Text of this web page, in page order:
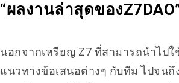
“ผลงานล่าสุดของ
นอกจากเหรียญ Z7 ที่สามารถนําไป
แนวทางข้อเสนอต่างๆ กับทีม ไปจนถึ